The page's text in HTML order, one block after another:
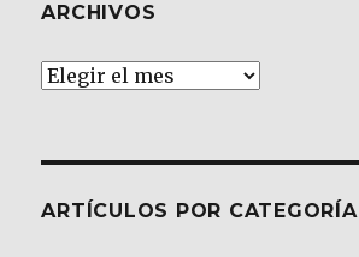
ARCHIVOS
Archivos
ARTÍCULOS POR CATEGORÍA